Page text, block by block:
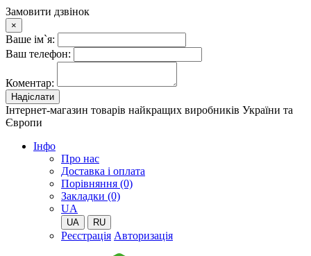
Замовити дзвінок
×
Ваше ім`я:
Ваш телефон:
Коментар:
Надіслати
Інтернет-магазин товарів найкращих виробників України та
Європи
Iнфо
Про нас
Доставка і оплата
Порівняння (0)
Закладки (0)
UA
UA RU
Реєстрація Авторизація